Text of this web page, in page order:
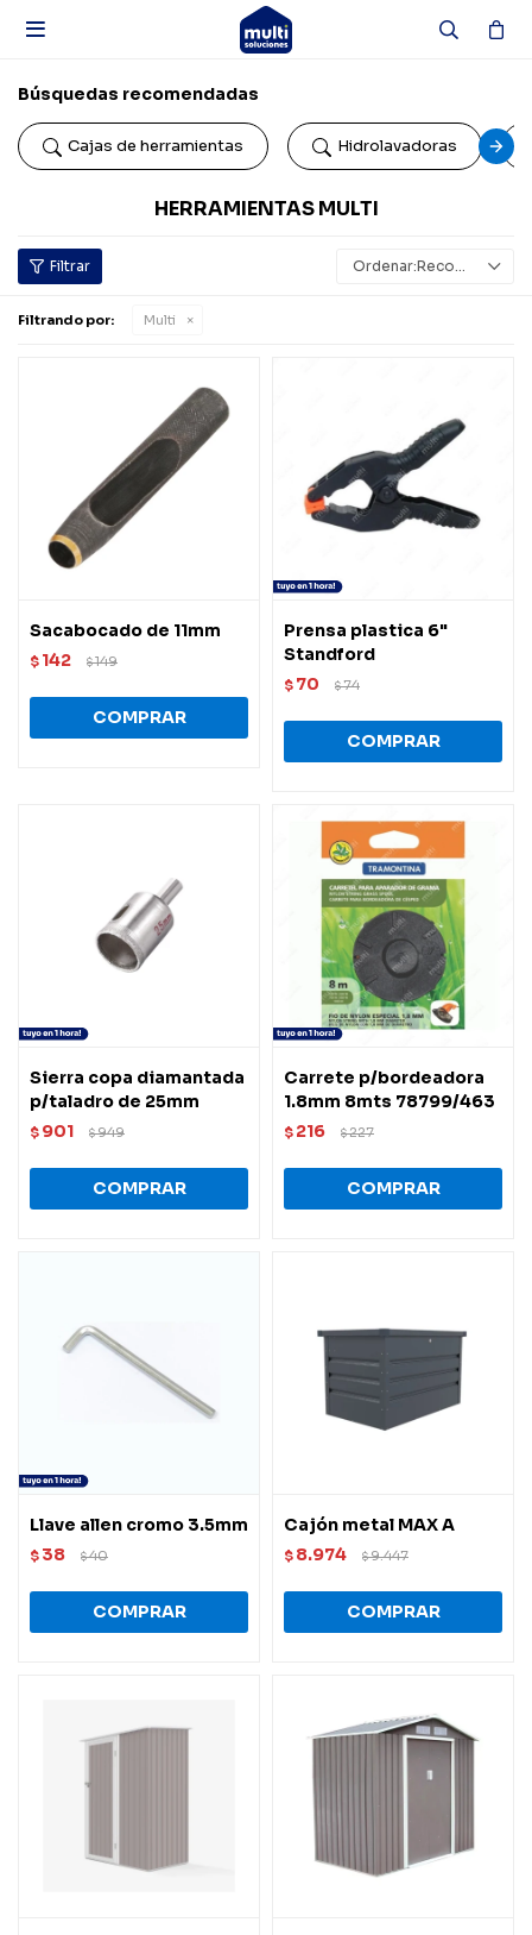

Búsquedas recomendadas
Cajas de herramientas Hidrolavadoras
HERRAMIENTAS MULTI
Recomendados
Filtrando por: Multi
Sacabocado de 11mm
$ 142 $149
Prensa plastica 6"
Standford
$ 70 $74
Sierra copa diamantada
p/taladro de 25mm
$ 901 $949
Carrete p/bordeadora
1.8mm 8mts 78799/463
$ 216 $227
Llave allen cromo 3.5mm
$ 38 $40
Cajón metal MAX A
$ 8.974 $9.447